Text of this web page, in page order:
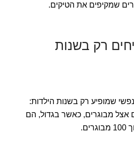
שמקיפים את הטיקים.
רק בשנות
שמופיע רק בשנות הילדות:
אצל מבוגרים, כאשר בגדול, הם